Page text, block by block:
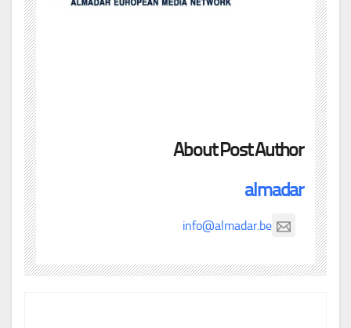
About Post Author
almadar
info@almadar.be